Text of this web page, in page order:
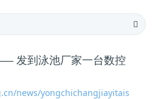
发到泳池厂家一台数控
news/yongchichangjiayitais